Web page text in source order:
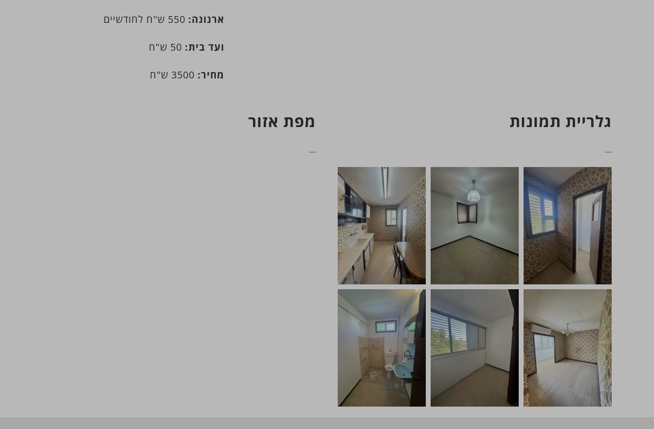
ארנונה:
ועד בית:
מחיר:
גלריית תמונות מפת אזור